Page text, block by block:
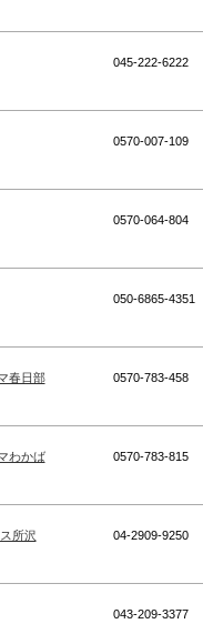
045-222-6222
0570-007-109
0570-064-804
050-6865-4351
春日部 0570-783-458
わかば 0570-783-815
所沢 04-2909-9250
043-209-3377